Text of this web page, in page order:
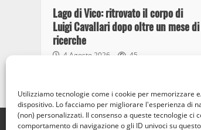
Utilizziamo tecnologie come i cookie per memorizzare
dispositivo. Lo facciamo per migliorare l'esperienza di
(non) personalizzati. Il consenso a queste tecnologie ci
comportamento di navigazione o gli ID univoci su
Lago di Vico: ritrovato il corpo di
Luigi Cavallari dopo oltre un mese di
ricerche
4 Agosto 2026 45
Home Privacy Policy Cookie Policy